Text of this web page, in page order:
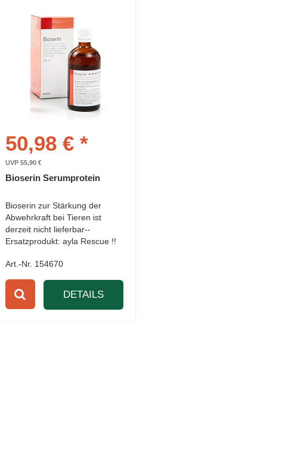
50,98 € *
UVP 55,90 €
Bioserin Serumprotein
Bioserin zur Stärkung der
Abwehrkraft bei Tieren ist
derzeit nicht lieferbar--
Ersatzprodukt: ayla Rescue !!
Art.-Nr. 154670
DETAILS